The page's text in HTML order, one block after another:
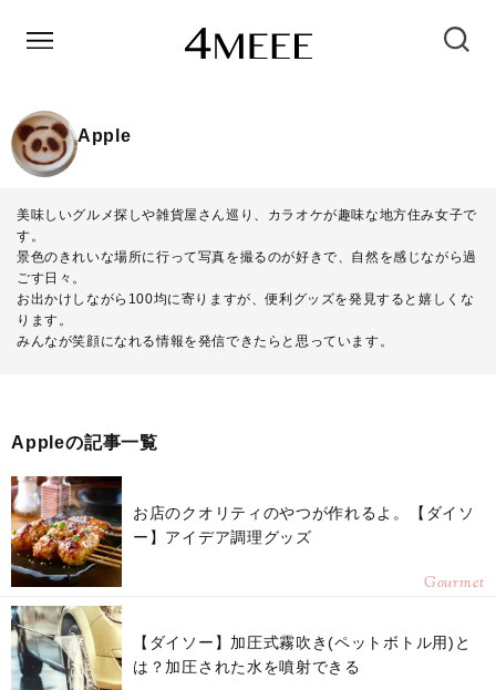
Apple
美味しいグルメ探しや雑貨屋さん巡り、カラオケが趣味な地方住み女子で
す。
景色のきれいな場所に行って写真を撮るのが好きで、自然を感じながら過
ごす日々。
お出かけしながら100均に寄りますが、便利グッズを発見すると嬉しくな
ります。
みんなが笑顔になれる情報を発信できたらと思っています。
Appleの記事一覧
お店のクオリティのやつが作れるよ。【ダイソ
ー】アイデア調理グッズ
Gourmet
【ダイソー】加圧式霧吹き(ペットボトル用)と
は？加圧された水を噴射できる